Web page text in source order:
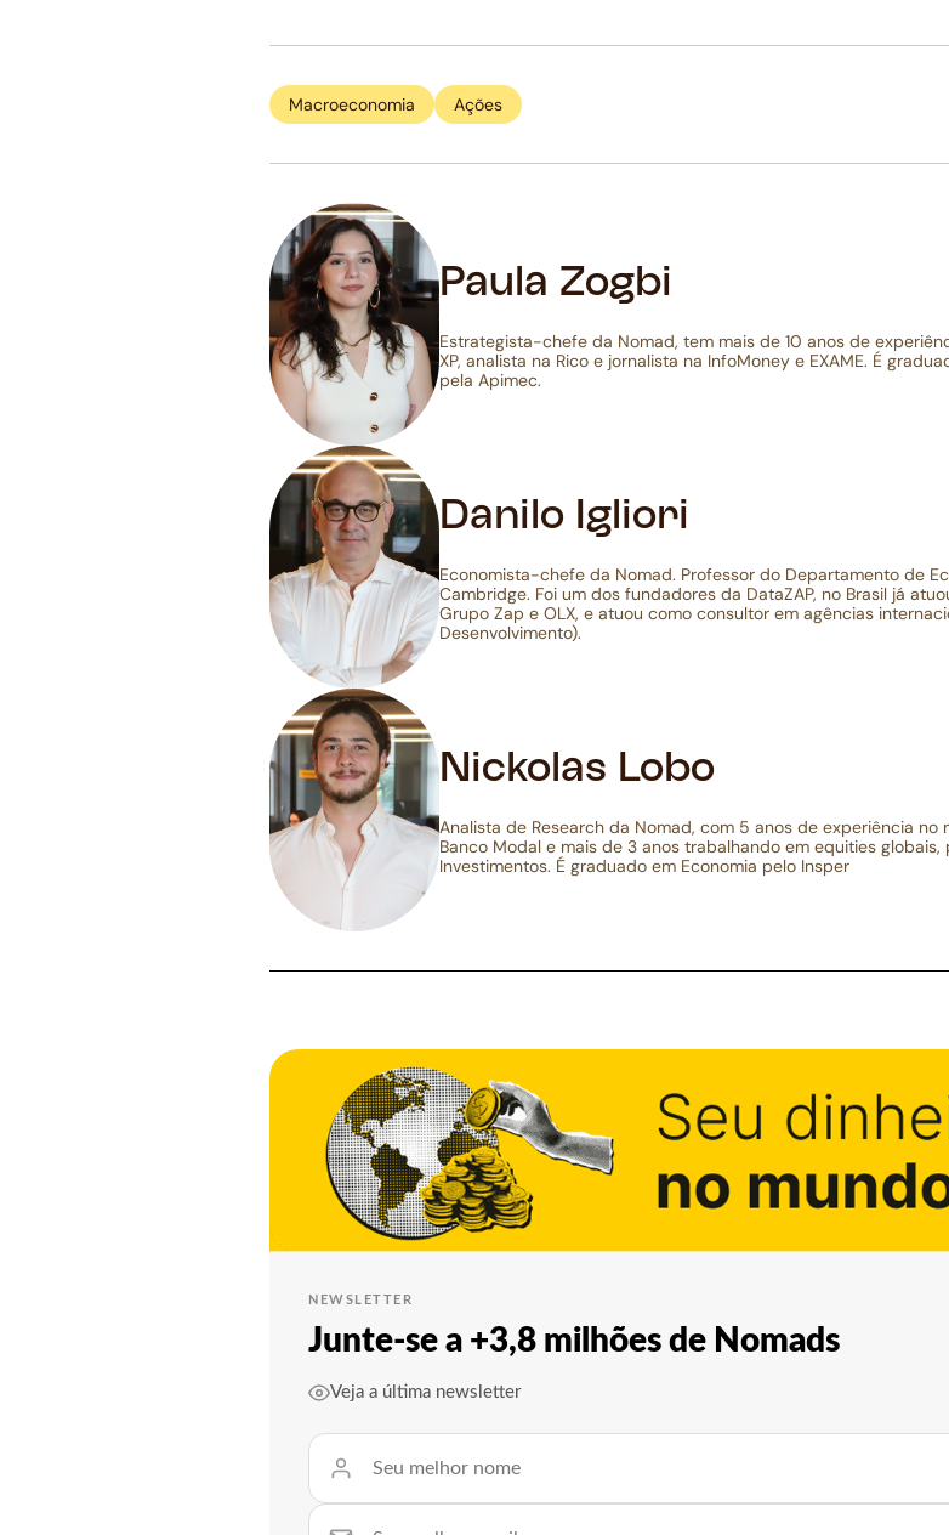
Macroeconomia Ações
Paula Zogbi
Estrategista-chefe da Nomad, tem mais de 10 anos de
XP, analista na Rico e jornalista na InfoMoney e EXAME. É
pela Apimec.
Danilo Igliori
Economista-chefe da Nomad. Professor do Departamento de
Cambridge. Foi um dos fundadores da DataZAP, no Brasil já
Grupo Zap e OLX, e atuou como consultor em agências
Desenvolvimento).
Nickolas Lobo
Analista de Research da Nomad, com 5 anos de experiência
Banco Modal e mais de 3 anos trabalhando em equities
Investimentos. É graduado em Economia pelo Insper
NEWSLETTER
Junte-se a +3,8 milhões de Nomads
Veja a última newsletter